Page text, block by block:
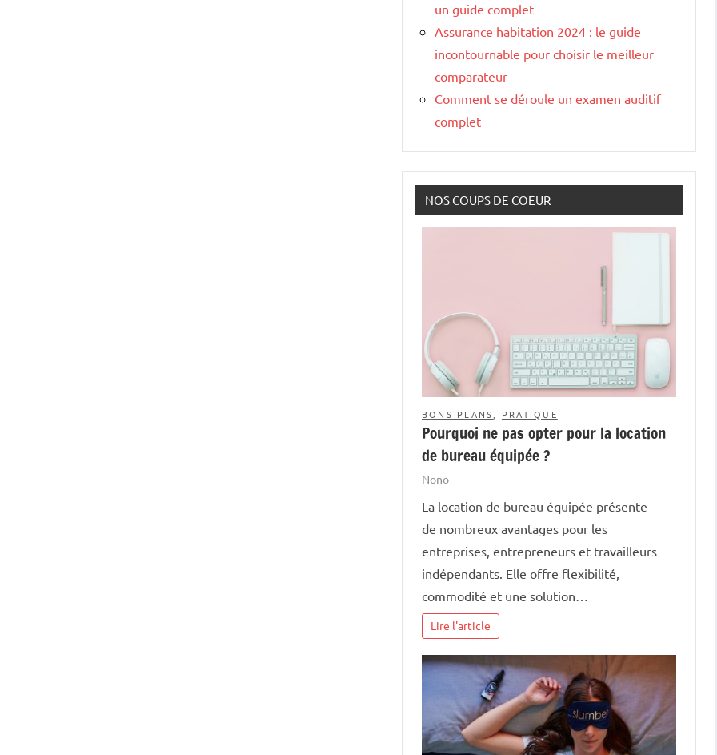
un guide complet
Assurance habitation 2024 : le guide
incontournable pour choisir le meilleur
comparateur
Comment se déroule un examen auditif
complet
NOS COUPS DE COEUR
BONS PLANS, PRATIQUE
Pourquoi ne pas opter pour la location
de bureau équipée ?
Nono
La location de bureau équipée présente
de nombreux avantages pour les
entreprises, entrepreneurs et travailleurs
indépendants. Elle offre flexibilité,
commodité et une solution…
Lire l'article